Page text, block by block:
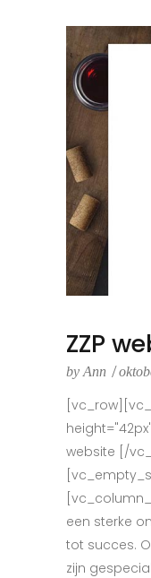
ZZP
by Ann
website [/
een sterke
tot succes.
zijn